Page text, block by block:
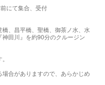
にて集合、受付
、昌平橋、聖橋、御茶ノ水、水
田川』を約90分のクルージン
合がありますので、あらかじめ